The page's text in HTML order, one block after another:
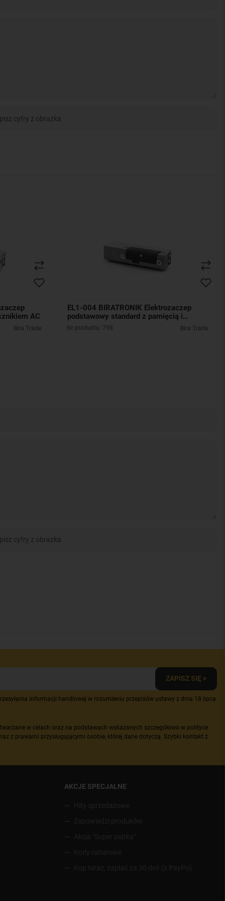
AC
Bira Trade
EL1-004 BIRATRONIK Elektrozaczep
podstawowy standard z pamięcią i
wyłącznikiem AC
Nr produktu: 798 Bira Trade
ZAPISZ SIĘ >
informacji handlowej w rozumieniu przepisów ustawy z dnia 18 lipca
w celach oraz na podstawach wskazanych szczegółowo w polityce
z prawami przysługującymi osobie, której dane dotyczą. Szybki kontakt z
AKCJE SPECJALNE